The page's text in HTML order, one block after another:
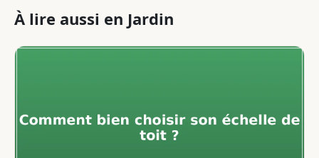
À lire aussi en Jardin